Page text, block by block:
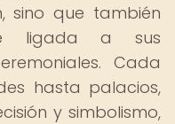
sino que también
ligada a sus
Cada
hasta palacios,
y simbolismo,